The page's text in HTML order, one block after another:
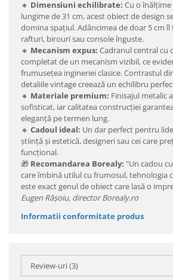
🔸 Dimensiuni echilibrate: Cu o înălțime
lungime de 31 cm, acest obiect de design
domina spațiul. Adâncimea de doar 5 cm îl
rafturi, birouri sau console înguste.
🔸 Mecanism expus: Cadranul central cu
completat de un mecanism vizibil, ce
frumusețea ingineriei clasice. Contrastul
detaliile vintage creează un echilibru
🔸 Materiale premium: Finisajul metalic
sofisticat, iar calitatea construcției
eleganță pe termen lung.
🔸 Cadoul ideal: Un dar perfect pentru
știință și estetică, designeri sau cei care
funcțional.
🎁 Recomandarea Borealy: "Un cadou
care îmbină utilul cu frumosul, tehnologia
este exact genul de obiect care lasă o
Eugen Rășoiu, director Borealy.ro
Informatii conformitate produs
Review-uri(3)